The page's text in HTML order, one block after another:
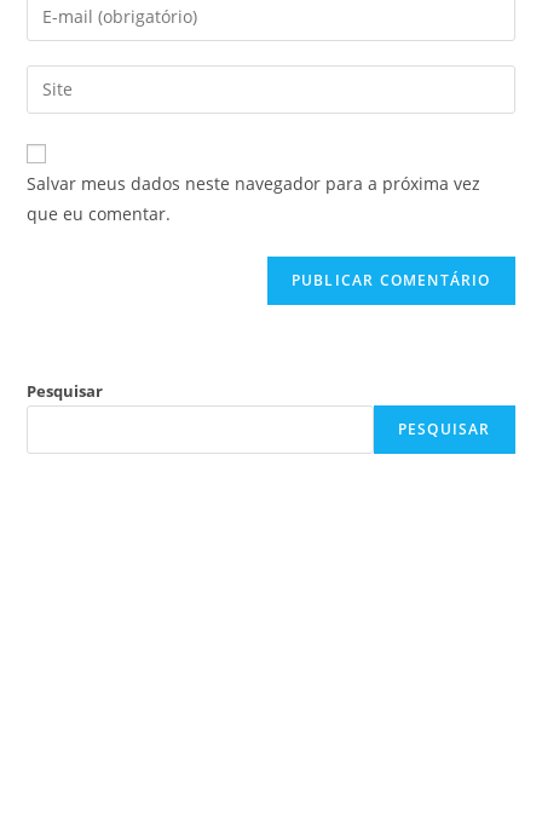
Salvar meus dados neste navegador para a próxima vez
que eu comentar.
Pesquisar
PESQUISAR